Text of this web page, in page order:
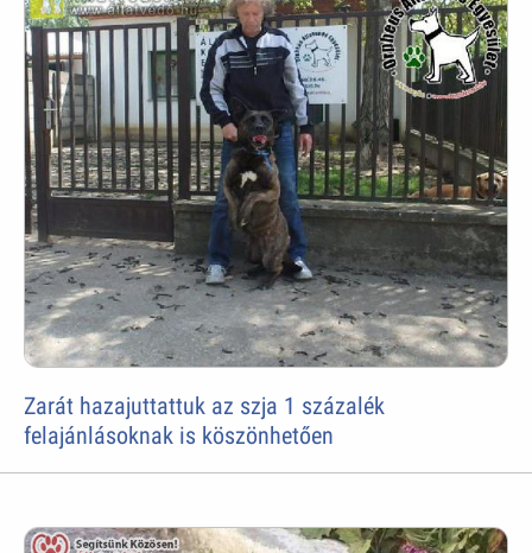
Zarát hazajuttattuk az szja 1 százalék
felajánlásoknak is köszönhetően